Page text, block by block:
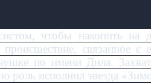
чтобы накопить на
происшествие, связанное с
по имени Дила.
роль исполнил звезда